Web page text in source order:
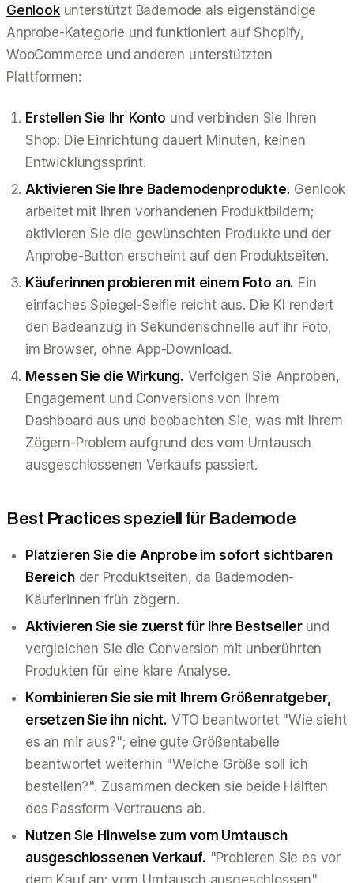
Genlookunterstützt Bademode als eigenständige
Anprobe-Kategorie und funktioniert auf Shopify,
WooCommerce und anderen unterstützten
Plattformen:
Erstellen Sie Ihr Konto und verbinden Sie Ihren
Shop: Die Einrichtung dauert Minuten, keinen
Entwicklungssprint.
Aktivieren Sie Ihre Bademodenprodukte. Genlook
arbeitet mit Ihren vorhandenen Produktbildern;
aktivieren Sie die gewünschten Produkte und der
Anprobe-Button erscheint auf den Produktseiten.
Käuferinnen probieren mit einem Foto an. Ein
einfaches Spiegel-Selfie reicht aus. Die KI rendert
den Badeanzug in Sekundenschnelle auf ihr Foto,
im Browser, ohne App-Download.
Messen Sie die Wirkung. Verfolgen Sie Anproben,
Engagement und Conversions von Ihrem
Dashboard aus und beobachten Sie, was mit Ihrem
Zögern-Problem aufgrund des vom Umtausch
ausgeschlossenen Verkaufs passiert.
Best Practices speziell für Bademode
Platzieren Sie die Anprobe im sofort sichtbaren
Bereichder Produktseiten, da Bademoden-
Käuferinnen früh zögern.
Aktivieren Sie sie zuerst für Ihre Bestsellerund
vergleichen Sie die Conversion mit unberührten
Produkten für eine klare Analyse.
Kombinieren Sie sie mit Ihrem Größenratgeber,
ersetzen Sie ihn nicht. VTO beantwortet "Wie sieht
es an mir aus?"; eine gute Größentabelle
beantwortet weiterhin "Welche Größe soll ich
bestellen?". Zusammen decken sie beide Hälften
des Passform-Vertrauens ab.
Nutzen Sie Hinweise zum vom Umtausch
ausgeschlossenen Verkauf. "Probieren Sie es vor
dem Kauf an: vom Umtausch ausgeschlossen"